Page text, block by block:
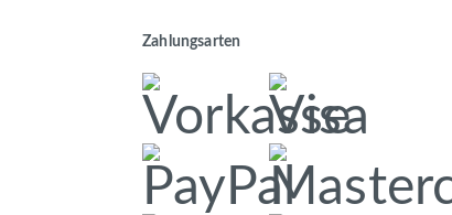
Zahlungsarten